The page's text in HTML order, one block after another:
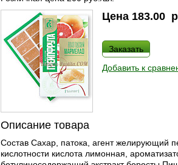
Цена 183.00
Заказать
Добавить к
Описание товара
Состав Сахар, патока, агент желирующий
кислотности кислота лимонная,